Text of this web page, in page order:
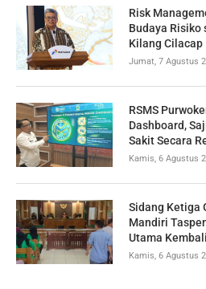
Risk
Budaya Risiko
Kilang Cilacap
Jumat, 7 Agustus
RSMS
Dashboard,
Sakit Secara
Kamis, 6 Agustus
Sidang Ketiga
Mandiri
Utama
Kamis, 6 Agustus